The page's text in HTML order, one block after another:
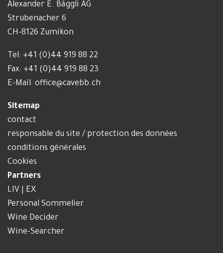
Alexander E. Bäggli AG
Strubenacher 6
CH-8126 Zumikon
Tel: +41 (0)44 919 88 22
Fax: +41 (0)44 919 88 23
E-Mail: office@cavebb.ch
Sitemap
contact
responsable du site / protection des données
conditions générales
Cookies
Partners
LIV | EX
Personal Sommelier
Wine Decider
Wine-Searcher